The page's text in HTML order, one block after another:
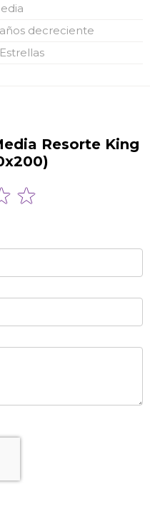
decreciente
Resorte King